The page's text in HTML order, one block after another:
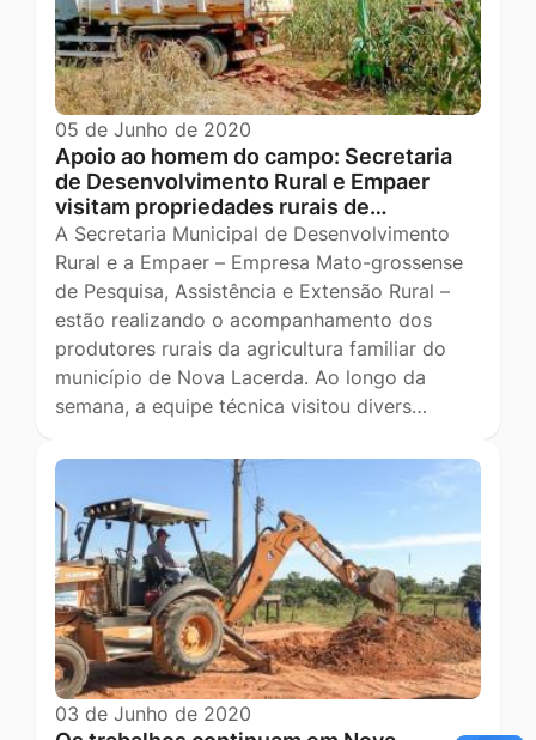
05 de Junho de 2020
Apoio ao homem do campo: Secretaria
de Desenvolvimento Rural e Empaer
visitam propriedades rurais de…
A Secretaria Municipal de Desenvolvimento
Rural e a Empaer – Empresa Mato-grossense
de Pesquisa, Assistência e Extensão Rural –
estão realizando o acompanhamento dos
produtores rurais da agricultura familiar do
município de Nova Lacerda. Ao longo da
semana, a equipe técnica visitou divers…
03 de Junho de 2020